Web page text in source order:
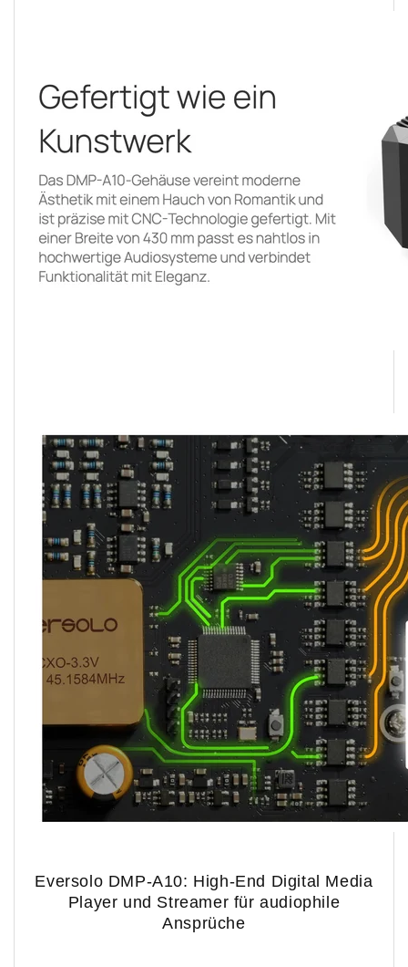
Eversolo DMP-A10: High-End Digital Media
Player und Streamer für audiophile
Ansprüche